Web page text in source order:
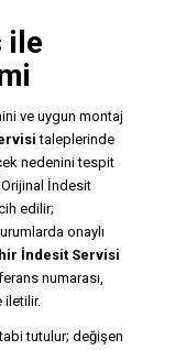
ile
ve uygun montaj
taleplerinde
nedenini tespit
İndesit
edilir;
onaylı
İndesit Servisi
numarası,
iletilir.
tutulur; değişen